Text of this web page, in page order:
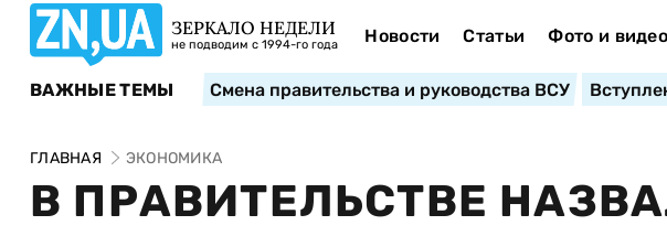
ЗЕРКАЛО НЕДЕЛИ
не подводим с 1994-го года Новости Статьи Фото и видео
ВАЖНЫЕ ТЕМЫ Смена правительства и руководства ВСУ
ГЛАВНАЯ ЭКОНОМИКА
В ПРАВИТЕЛЬСТВЕ